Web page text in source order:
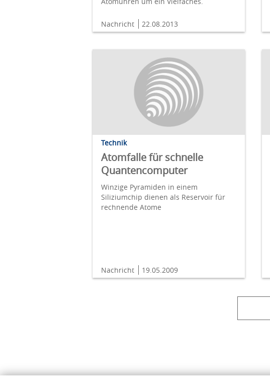
Nachricht 22.08.2013
Technik
Atomfalle für schnelle
Quantencomputer
Winzige Pyramiden in einem
Siliziumchip dienen als Reservoir für
rechnende Atome
Nachricht 19.05.2009